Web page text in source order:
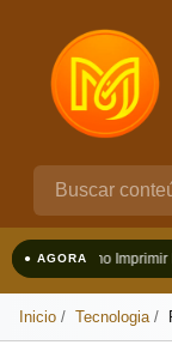
● AGORAComo Imprimir
Inicio Tecnologia